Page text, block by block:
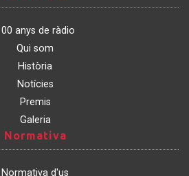
anys de ràdio
Qui som
Història
Notícies
Premis
Galeria
Normativa
Normativa d'us